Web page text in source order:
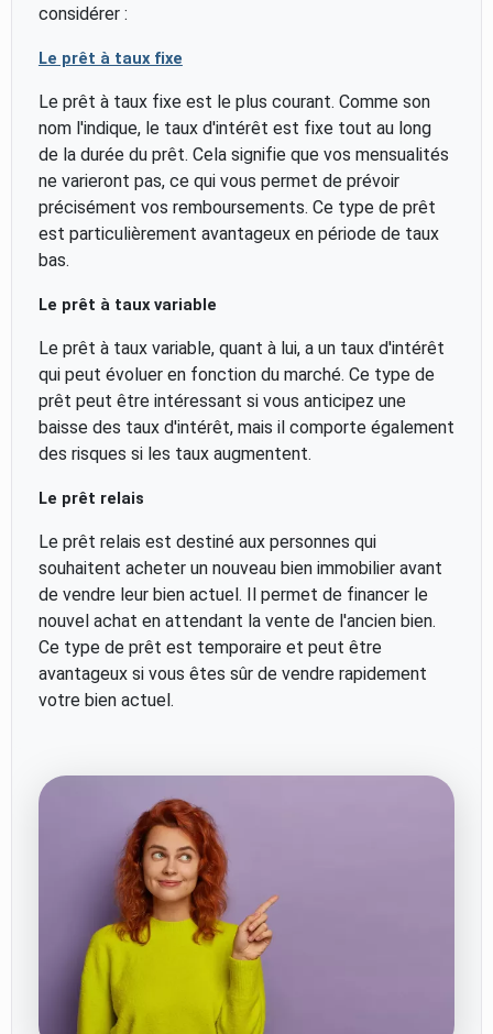
considérer :
Le prêt à taux fixe
Le prêt à taux fixe est le plus courant. Comme son
nom l'indique, le taux d'intérêt est fixe tout au long
de la durée du prêt. Cela signifie que vos mensualités
ne varieront pas, ce qui vous permet de prévoir
précisément vos remboursements. Ce type de prêt
est particulièrement avantageux en période de taux
bas.
Le prêt à taux variable
Le prêt à taux variable, quant à lui, a un taux d'intérêt
qui peut évoluer en fonction du marché. Ce type de
prêt peut être intéressant si vous anticipez une
baisse des taux d'intérêt, mais il comporte également
des risques si les taux augmentent.
Le prêt relais
Le prêt relais est destiné aux personnes qui
souhaitent acheter un nouveau bien immobilier avant
de vendre leur bien actuel. Il permet de financer le
nouvel achat en attendant la vente de l'ancien bien.
Ce type de prêt est temporaire et peut être
avantageux si vous êtes sûr de vendre rapidement
votre bien actuel.